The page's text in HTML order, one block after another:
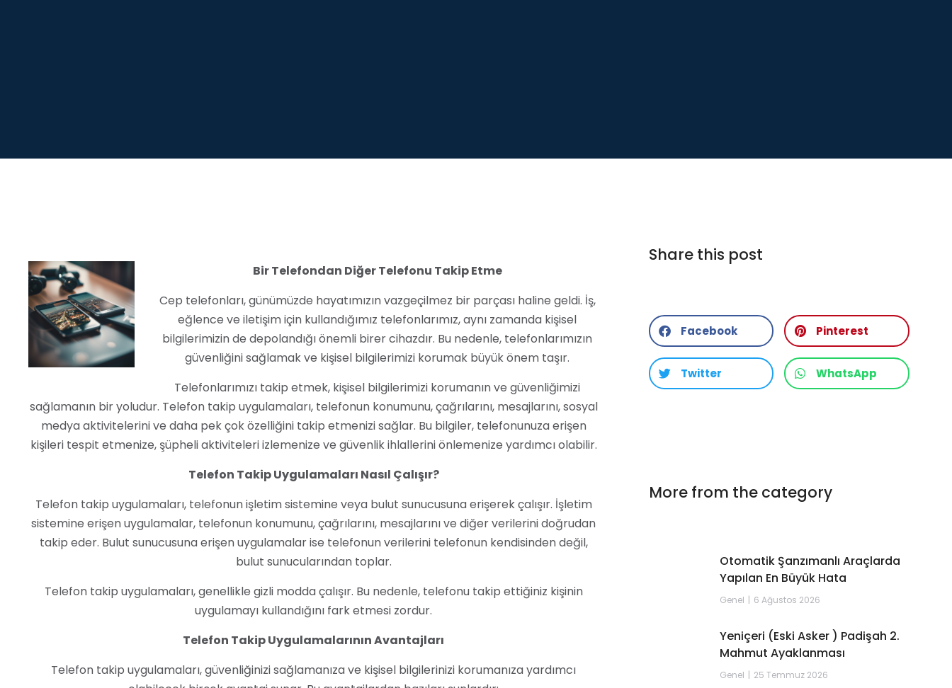
Bir Telefondan Diğer Telefonu Takip Etme
Cep telefonları, günümüzde hayatımızın vazgeçilmez bir parçası haline geldi. İş,
eğlence ve iletişim için kullandığımız telefonlarımız, aynı zamanda kişisel
bilgilerimizin de depolandığı önemli birer cihazdır. Bu nedenle, telefonlarımızın
güvenliğini sağlamak ve kişisel bilgilerimizi korumak büyük önem taşır.
Telefonlarımızı takip etmek, kişisel bilgilerimizi korumanın ve güvenliğimizi
sağlamanın bir yoludur. Telefon takip uygulamaları, telefonun konumunu, çağrılarını, mesajlarını, sosyal
medya aktivitelerini ve daha pek çok özelliğini takip etmenizi sağlar. Bu bilgiler, telefonunuza erişen
kişileri tespit etmenize, şüpheli aktiviteleri izlemenize ve güvenlik ihlallerini önlemenize yardımcı olabilir.
Telefon Takip Uygulamaları Nasıl Çalışır?
Telefon takip uygulamaları, telefonun işletim sistemine veya bulut sunucusuna erişerek çalışır. İşletim
sistemine erişen uygulamalar, telefonun konumunu, çağrılarını, mesajlarını ve diğer verilerini doğrudan
takip eder. Bulut sunucusuna erişen uygulamalar ise telefonun verilerini telefonun kendisinden değil,
bulut sunucularından toplar.
Telefon takip uygulamaları, genellikle gizli modda çalışır. Bu nedenle, telefonu takip ettiğiniz kişinin
uygulamayı kullandığını fark etmesi zordur.
Telefon Takip Uygulamalarının Avantajları
Telefon takip uygulamaları, güvenliğinizi sağlamanıza ve kişisel bilgilerinizi korumanıza yardımcı
Share this post
Facebook Pinterest
Twitter WhatsApp
More from the category
Otomatik Şanzımanlı Araçlarda
Yapılan En Büyük Hata
Genel 6 Ağustos 2026
Yeniçeri (Eski Asker ) Padişah 2.
Mahmut Ayaklanması
Genel 25 Temmuz 2026